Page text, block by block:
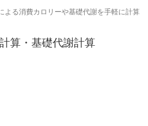
よる消費カロリーや基礎代謝を手軽に計算
算・基礎代謝計算